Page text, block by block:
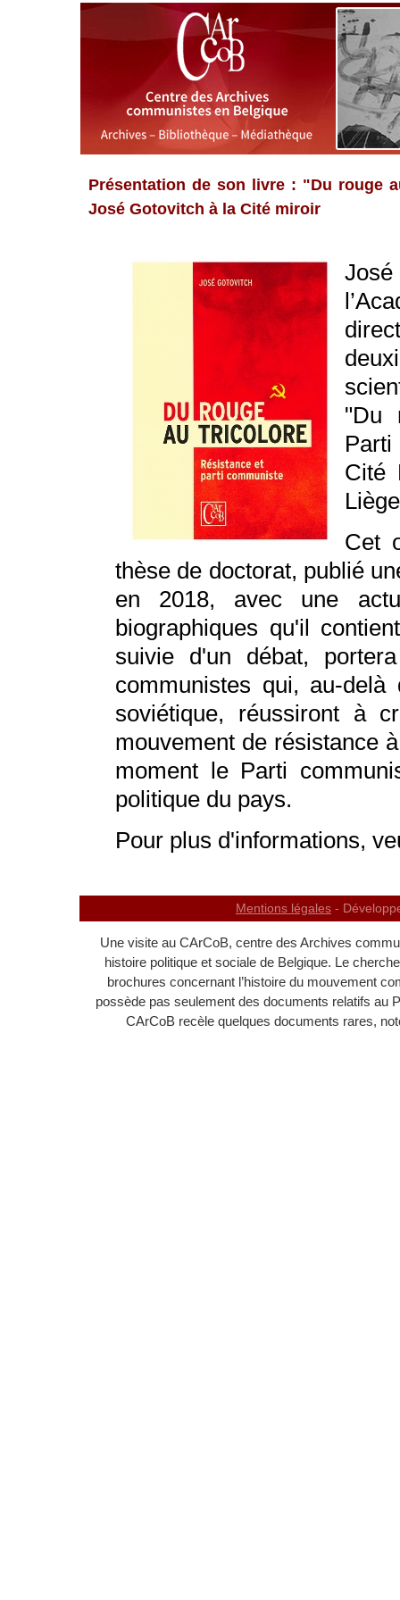
Présentation de son livre : "Du rouge
José Gotovitch à la Cité miroir
"Du
Parti
Cité
Cet
thèse de doctorat, publié
en 2018, avec une
biographiques qu'il
suivie d'un débat,
communistes qui, au-
soviétique, réussiront à
mouvement de résistance
moment le Parti
politique du pays.
Pour plus d'informations,
Mentions légales -
Une visite au CArCoB, centre des Archives
histoire politique et sociale de Belgique. Le
brochures concernant l’histoire du mouvement
possède pas seulement des documents relatifs au
CArCoB recèle quelques documents rares,